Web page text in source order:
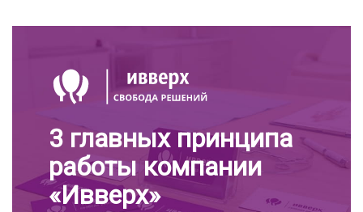
3 главных принципа
работы компании
«Ивверх»